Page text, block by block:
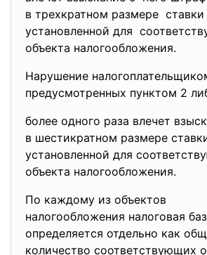
в трехкратном размере ставки
установленной для
объекта налогообложения.
Нарушение
предусмотренных пунктом 2
более одного раза влечет
в шестикратном размере
установленной для
объекта налогообложения.
По каждому из объектов
налогообложения налоговая
определяется отдельно как
количество соответствующих